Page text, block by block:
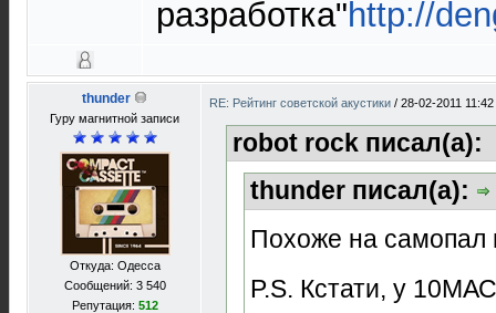
разработка"http://
thunder
Гуру магнитной записи
Откуда: Одесса
Сообщений: 3 540
Репутация: 512
RE: Рейтинг советской акустики / 28-02-2011 11:42
robot rock писал(а):
thunder писал(а):
Похоже на
P.S. Кстати, у